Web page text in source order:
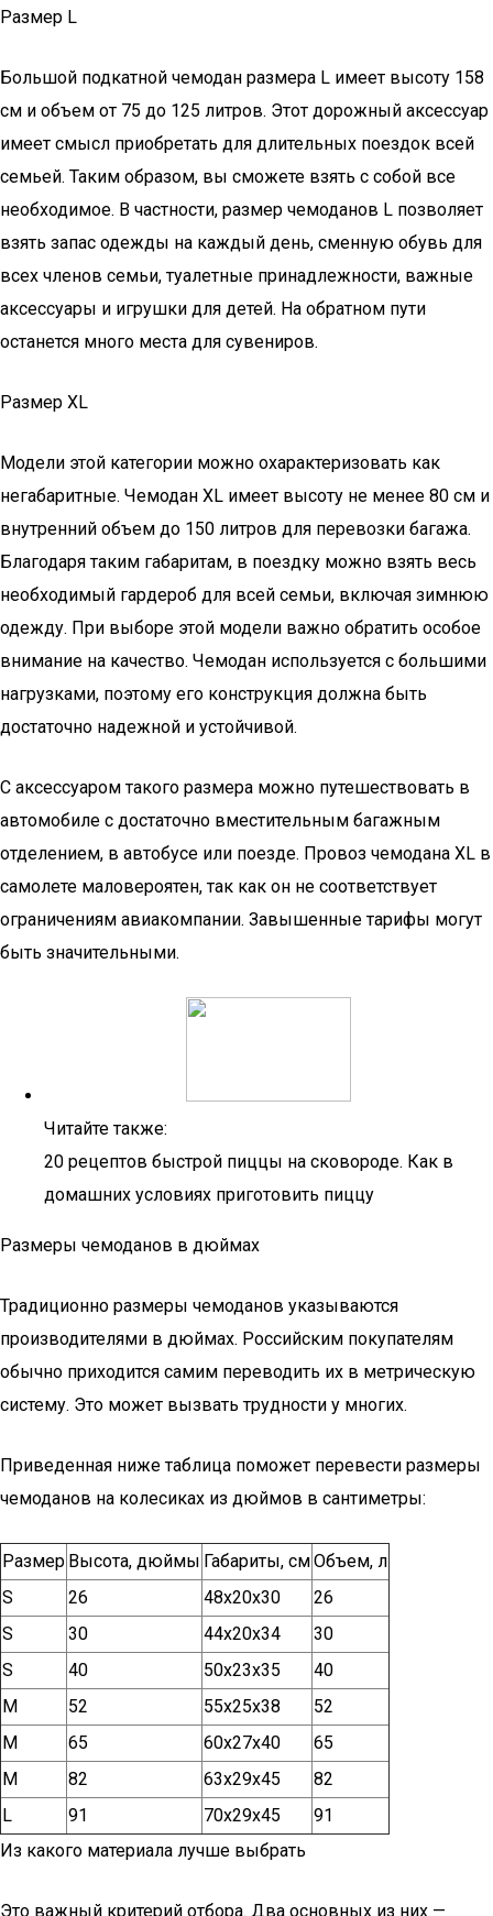
Размер L
Большой подкатной чемодан размера L имеет высоту 158
см и объем от 75 до 125 литров. Этот дорожный аксессуар
имеет смысл приобретать для длительных поездок всей
семьей. Таким образом, вы сможете взять с собой все
необходимое. В частности, размер чемоданов L позволяет
взять запас одежды на каждый день, сменную обувь для
всех членов семьи, туалетные принадлежности, важные
аксессуары и игрушки для детей. На обратном пути
останется много места для сувениров.
Размер XL
Модели этой категории можно охарактеризовать как
негабаритные. Чемодан XL имеет высоту не менее 80 см и
внутренний объем до 150 литров для перевозки багажа.
Благодаря таким габаритам, в поездку можно взять весь
необходимый гардероб для всей семьи, включая зимнюю
одежду. При выборе этой модели важно обратить особое
внимание на качество. Чемодан используется с большими
нагрузками, поэтому его конструкция должна быть
достаточно надежной и устойчивой.
С аксессуаром такого размера можно путешествовать в
автомобиле с достаточно вместительным багажным
отделением, в автобусе или поезде. Провоз чемодана XL в
самолете маловероятен, так как он не соответствует
ограничениям авиакомпании. Завышенные тарифы могут
быть значительными.
Читайте также:
20 рецептов быстрой пиццы на сковороде. Как в
домашних условиях приготовить пиццу
Размеры чемоданов в дюймах
Традиционно размеры чемоданов указываются
производителями в дюймах. Российским покупателям
обычно приходится самим переводить их в метрическую
систему. Это может вызвать трудности у многих.
Приведенная ниже таблица поможет перевести размеры
чемоданов на колесиках из дюймов в сантиметры:
Размер Высота, дюймы Габариты, смОбъем, л
S
26 48х20х30
26
S
30 44х20х34
30
S
40 50х23х35
40
M
52 55х25х38
52
M
65 60х27х40
65
M
82 63х29х45
82
L
91 70х29х45
91
Из какого материала лучше выбрать
Это важный критерий отбора. Два основных из них —